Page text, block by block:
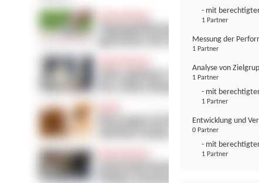
- mit
1 Partner
Messung der
1 Partner
Analyse von
1 Partner
- mit
1 Partner
Entwicklung und
0 Partner
- mit
1 Partner